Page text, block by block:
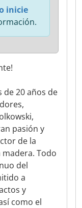
de 20 años de
pasión y
de la
Todo
del
a
y
como el
inicie